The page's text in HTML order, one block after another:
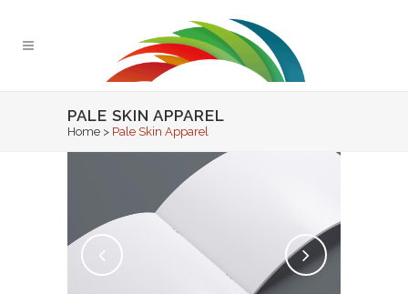
PALE SKIN APPAREL
Home > Pale Skin Apparel